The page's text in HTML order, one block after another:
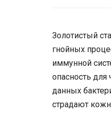
Золотистый
гнойных
иммунной
опасность для
данных
страдают